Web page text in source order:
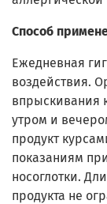
Способ
Ежедневная
воздействия.
впрыскивания
утром и
продукт
показаниям
носоглотки.
продукта не